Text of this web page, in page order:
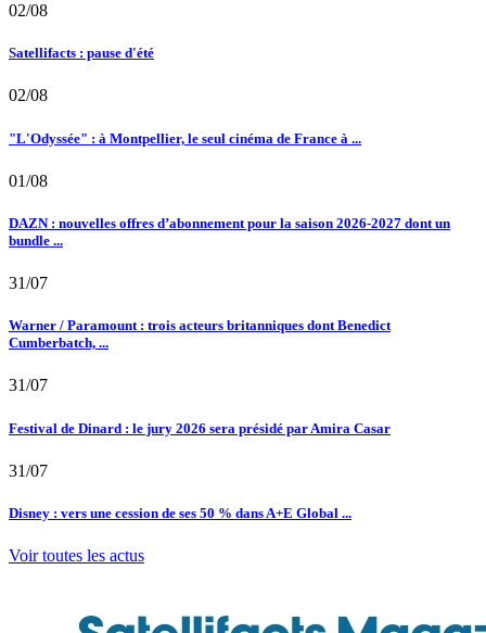
02/08
Satellifacts : pause d'été
02/08
"L'Odyssée" : à Montpellier, le seul cinéma de France à ...
01/08
DAZN : nouvelles offres d’abonnement pour la saison 2026-2027 dont un
bundle ...
31/07
Warner / Paramount : trois acteurs britanniques dont Benedict
Cumberbatch, ...
31/07
Festival de Dinard : le jury 2026 sera présidé par Amira Casar
31/07
Disney : vers une cession de ses 50 % dans A+E Global ...
Voir toutes les actus